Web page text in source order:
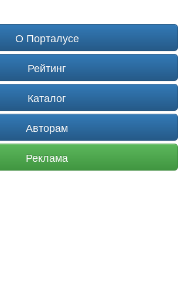
О Порталусе
Рейтинг
Каталог
Авторам
Реклама